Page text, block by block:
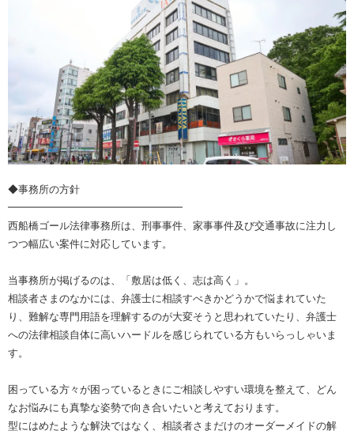
◆事務所の方針
━━━━━━━━━━━━━━━━━
西船橋ゴール法律事務所は、刑事事件、家事事件及び交通事故に注力し
つつ幅広い案件に対応しています。
当事務所が掲げるのは、「敷居は低く、志は高く」。
相談者さまのなかには、弁護士に相談すべきかどうかで悩まれていた
り、難解な専門用語を理解するのが大変そうと思われていたり、弁護士
への法律相談自体に高いハードルを感じられている方もいらっしゃいま
す。
困っている方々が困っているときにご相談しやすい環境を整えて、どん
なお悩みにも真摯な姿勢で向き合いたいと考えております。
型にはめたような解決ではなく、相談者さまだけのオーダーメイドの解